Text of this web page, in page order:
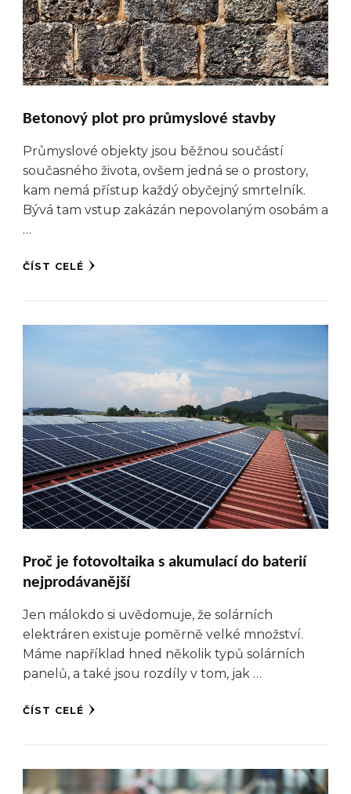
Betonový plot pro průmyslové stavby
Průmyslové objekty jsou běžnou součástí
současného života, ovšem jedná se o prostory,
kam nemá přístup každý obyčejný smrtelník.
Bývá tam vstup zakázán nepovolaným osobám a
…
ČÍST CELÉ
Proč je fotovoltaika s akumulací do baterií
nejprodávanější
Jen málokdo si uvědomuje, že solárních
elektráren existuje poměrně velké množství.
Máme například hned několik typů solárních
panelů, a také jsou rozdíly v tom, jak …
ČÍST CELÉ